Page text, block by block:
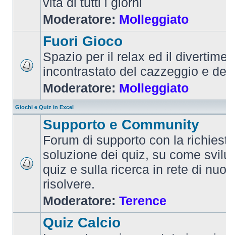
Moderatore: Molleggiato
Fuori Gioco
Spazio per il relax ed il
incontrastato del cazzeggio e
Moderatore: Molleggiato
Giochi e Quiz in Excel
Supporto e Community
Forum di supporto con la
soluzione dei quiz, su come
quiz e sulla ricerca in rete di
risolvere.
Moderatore: Terence
Quiz Calcio